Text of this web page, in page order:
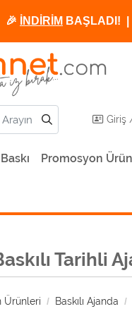
🎉 İNDİRİM BAŞLADI! |
Giriş
Promosyon
Tarihli
Ürünleri Baskılı Ajanda